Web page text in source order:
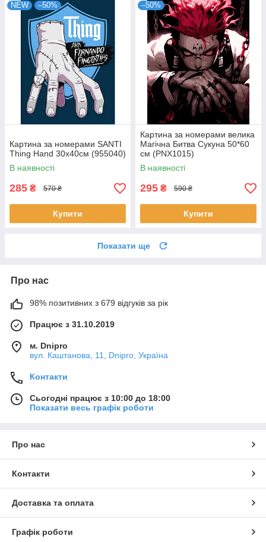
NEW –50%
Картина за номерами SANTI
Thing Hand 30х40см (955040)
В наявності
285 ₴ 570 ₴
Купити
–50%
Картина за номерами велика
Магічна Битва Сукуна 50*60
см (PNX1015)
В наявності
295 ₴ 590 ₴
Купити
Показати ще
Про нас
98% позитивних з 679 відгуків за рік
Працює з 31.10.2019
м. Dnipro
вул. Каштанова, 11, Dnipro, Україна
Контакти
Сьогодні працює з 10:00 до 18:00
Показати весь графік роботи
Про нас
Контакти
Доставка та оплата
Графік роботи